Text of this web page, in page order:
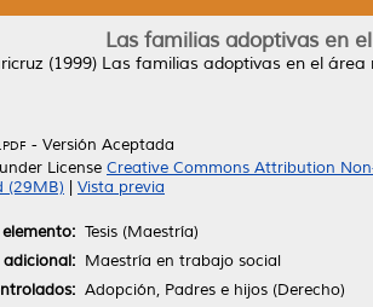
Las familias adoptivas en
(1999) Las familias adoptivas en el
- Versión Aceptada
License Creative Commons Attribution
(29MB)
Vista previa
Tesis (Maestría)
Maestría en trabajo social
Adopción, Padres e hijos (Derecho)